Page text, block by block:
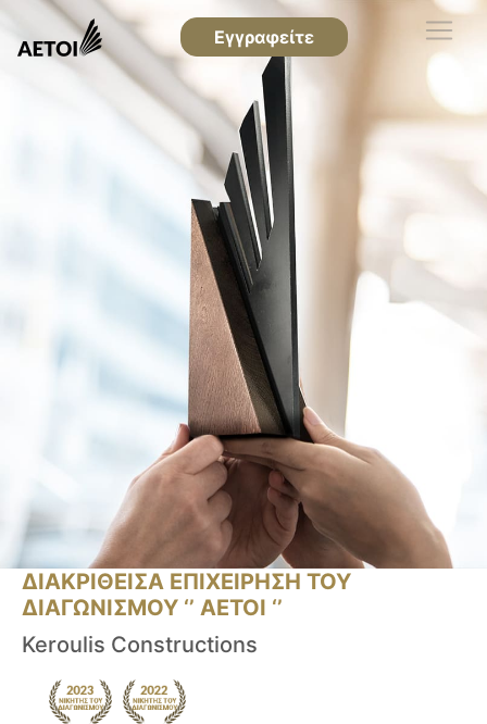
Εγγραφείτε
ΔΙΑΚΡΙΘΕΙΣΑ ΕΠΙΧΕΙΡΗΣΗ ΤΟΥ
ΔΙΑΓΩΝΙΣΜΟΥ ‘’ ΑΕΤΟΙ ‘’
Keroulis Constructions